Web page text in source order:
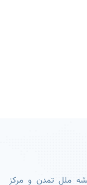
ملل تمدن و مرکز